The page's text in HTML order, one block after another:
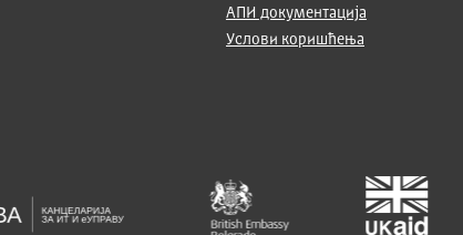
АПИ документација
Услови коришћења